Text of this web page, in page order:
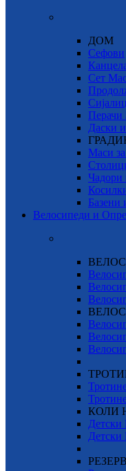
ДОМ
Сефови
Сет
Перачи
Даски
Маси
Чадори
Базени
Велосипеди и
КОЛИ
Детски
Детски